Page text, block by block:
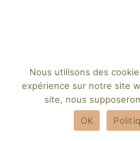
Nous utilisons des
expérience sur notre site
site, nous
OK